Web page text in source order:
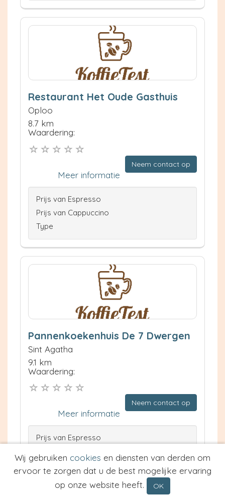
Restaurant Het Oude Gasthuis
Oploo
8.7 km
Waardering:
Neem contact op
Meer informatie
Prijs van Espresso
Prijs van Cappuccino
Type
Pannenkoekenhuis De 7 Dwergen
Sint Agatha
9.1 km
Waardering:
Neem contact op
Meer informatie
Prijs van Espresso
Wij gebruiken cookies en diensten van derden om
ervoor te zorgen dat u de best mogelijke ervaring
op onze website heeft.
OK